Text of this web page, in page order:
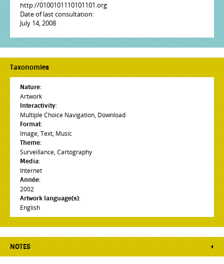
http://0100101110101101.org
Date of last consultation:
July 14, 2008
Taxonomies
Nature:
Artwork
Interactivity:
Multiple Choice Navigation Download
Format:
Image Text Music
Theme:
Surveillance Cartography
Media:
Internet
Année:
2002
Artwork language(s):
English
NOTES